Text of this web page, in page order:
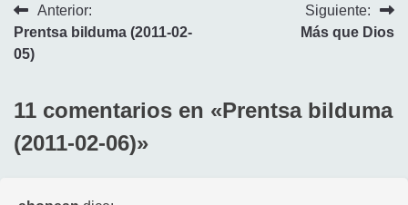
Navegación
de
Anterior:
Prentsa bilduma (2011-02-
05)
Siguiente:
Más que Dios
11 comentarios en «Prentsa bilduma
(2011-02-06)»